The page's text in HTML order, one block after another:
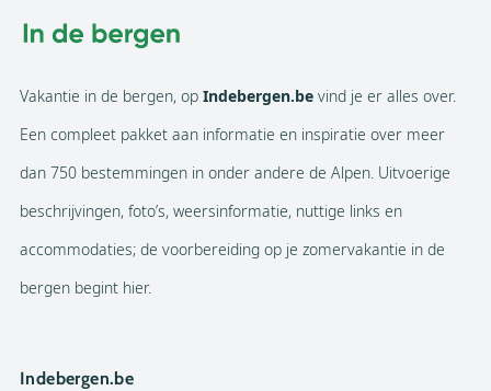
Vakantie in de bergen, op Indebergen.be vind je er alles over.
Een compleet pakket aan informatie en inspiratie over meer
dan 750 bestemmingen in onder andere de Alpen. Uitvoerige
beschrijvingen, foto’s, weersinformatie, nuttige links en
accommodaties; de voorbereiding op je zomervakantie in de
bergen begint hier.
Indebergen.be